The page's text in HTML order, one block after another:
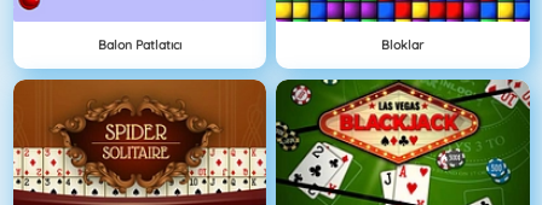
Balon Patlatıcı Bloklar